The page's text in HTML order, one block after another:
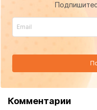
Комментарии